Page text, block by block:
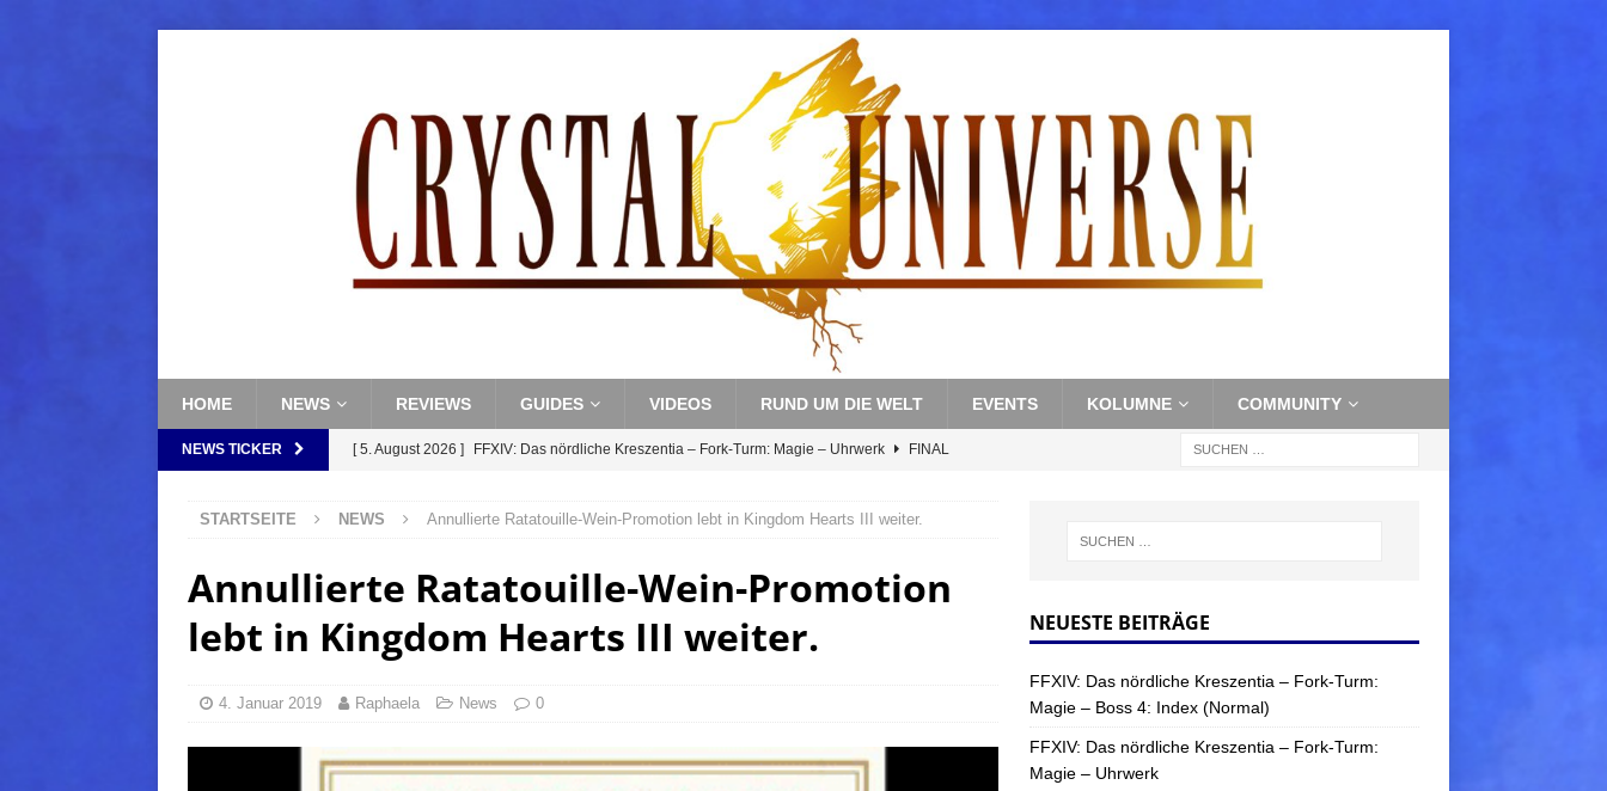
HOME NEWS REVIEWS GUIDES VIDEOS RUND UM DIE WELT EVENTS KOLUMNE COMMUNITY
NEWS TICKER [ 5. August 2026 ] FFXIV: Das nördliche Kreszentia – Fork-Turm: Magie – Uhrwerk FINAL
FFXIV: Das nördliche Kreszentia – Fork-Turm: Magie – Boss 3: Nekrophobia
FINAL FANTASY
FANTASY
[ 5. August 2026 ] FFXIV: Das nördliche Kreszentia – Fork-Turm: Magie – Boss 2: Schwerttänzer
[ 5. August 2026 ] FFXIV: Das nördliche Kreszentia – Fork-Turm: Magie – Boss 4: Index (Normal)
STARTSEITE NEWS Annullierte Ratatouille-Wein-Promotion lebt in Kingdom Hearts III weiter.
Annullierte Ratatouille-Wein-Promotion
lebt in Kingdom Hearts III weiter.
4. Januar 2019 Raphaela News 0
NEUESTE BEITRÄGE
FFXIV: Das nördliche Kreszentia – Fork-Turm:
Magie – Boss 4: Index (Normal)
FFXIV: Das nördliche Kreszentia – Fork-Turm:
Magie – Uhrwerk